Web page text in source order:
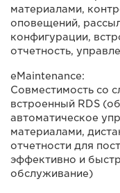
материалами,
оповещений,
конфигурации,
отчетность,
eMaintenance:
Совместимость со
встроенный RDS
автоматическое
материалами,
отчетности для
эффективно и
обслуживание)